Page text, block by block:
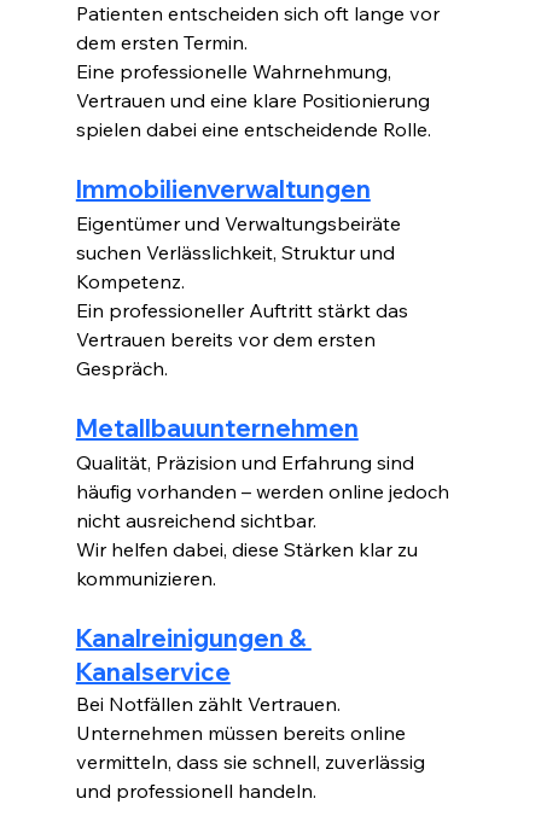
Patienten entscheiden sich oft lange vor
dem ersten Termin.
Eine professionelle Wahrnehmung,
Vertrauen und eine klare Positionierung
spielen dabei eine entscheidende Rolle.
Immobilienverwaltungen
Eigentümer und Verwaltungsbeiräte
suchen Verlässlichkeit, Struktur und
Kompetenz.
Ein professioneller Auftritt stärkt das
Vertrauen bereits vor dem ersten
Gespräch.
Metallbauunternehmen
Qualität, Präzision und Erfahrung sind
häufig vorhanden – werden online jedoch
nicht ausreichend sichtbar.
Wir helfen dabei, diese Stärken klar zu
kommunizieren.
Kanalreinigungen &
Kanalservice
Bei Notfällen zählt Vertrauen.
Unternehmen müssen bereits online
vermitteln, dass sie schnell, zuverlässig
und professionell handeln.